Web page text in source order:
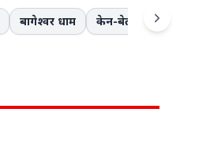
बागेश्वर धाम केन-बेतवा लिंक